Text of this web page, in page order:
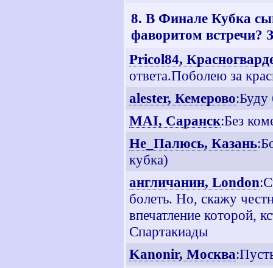
8. В Финале Кубка
фаворитом встречи?
Pricol84,
ответа.Поболею за
alester, Кемерово:Буду
MAI, Саранск:Без
Не_Палюсь, Казань
кубка)
англичанин, London
болеть. Но, скажу
впечатление которой,
Спартакиады
Kanonir, Москва